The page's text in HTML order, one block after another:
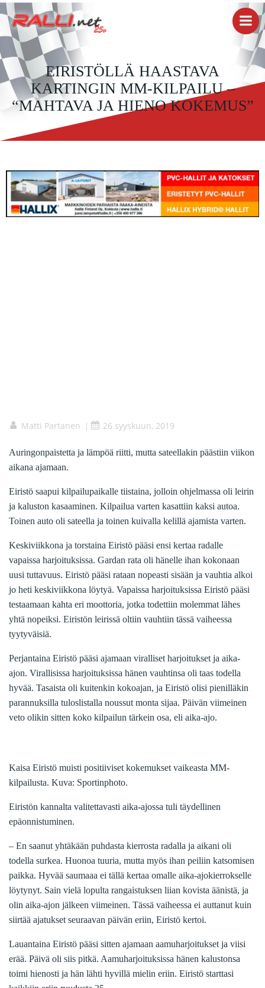
EIRISTÖLLÄ HAASTAVA
KARTINGIN MM-KILPAILU –
“MAHTAVA JA HIENO KOKEMUS”
Matti Partanen | 26 syyskuun, 2019
Auringonpaistetta ja lämpöä riitti, mutta sateellakin päästiin viikon
aikana ajamaan.
Eiristö saapui kilpailupaikalle tiistaina, jolloin ohjelmassa oli leirin
ja kaluston kasaaminen. Kilpailua varten kasattiin kaksi autoa.
Toinen auto oli sateella ja toinen kuivalla kelillä ajamista varten.
Keskiviikkona ja torstaina Eiristö pääsi ensi kertaa radalle
vapaissa harjoituksissa. Gardan rata oli hänelle ihan kokonaan
uusi tuttavuus. Eiristö pääsi rataan nopeasti sisään ja vauhtia alkoi
jo heti keskiviikkona löytyä. Vapaissa harjoituksissa Eiristö pääsi
testaamaan kahta eri moottoria, jotka todettiin molemmat lähes
yhtä nopeiksi. Eiristön leirissä oltiin vauhtiin tässä vaiheessa
tyytyväisiä.
Perjantaina Eiristö pääsi ajamaan viralliset harjoitukset ja aika-
ajon. Virallisissa harjoituksissa hänen vauhtinsa oli taas todella
hyvää. Tasaista oli kuitenkin kokoajan, ja Eiristö olisi pienilläkin
parannuksilla tuloslistalla noussut monta sijaa. Päivän viimeinen
veto olikin sitten koko kilpailun tärkein osa, eli aika-ajo.
Kaisa Eiristö muisti positiiviset kokemukset vaikeasta MM-
kilpailusta. Kuva: Sportinphoto.
Eiristön kannalta valitettavasti aika-ajossa tuli täydellinen
epäonnistuminen.
– En saanut yhtäkään puhdasta kierrosta radalla ja aikani oli
todella surkea. Huonoa tuuria, mutta myös ihan peiliin katsomisen
paikka. Hyvää saumaaa ei tällä kertaa omalle aika-ajokierrokselle
löytynyt. Sain vielä lopulta rangaistuksen liian kovista äänistä, ja
olin aika-ajon jälkeen viimeinen. Tässä vaiheessa ei auttanut kuin
siirtää ajatukset seuraavan päivän eriin, Eiristö kertoi.
Lauantaina Eiristö pääsi sitten ajamaan aamuharjoitukset ja viisi
erää. Päivä oli siis pitkä. Aamuharjoituksissa hänen kalustonsa
toimi hienosti ja hän lähti hyvillä mielin eriin. Eiristö starttasi